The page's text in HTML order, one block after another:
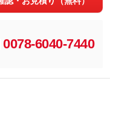
0078-6040-7440